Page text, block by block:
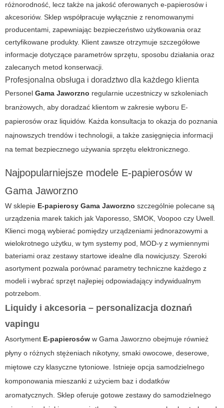
różnorodność, lecz także na jakość oferowanych e-papierosów i
akcesoriów. Sklep współpracuje wyłącznie z renomowanymi
producentami, zapewniając bezpieczeństwo użytkowania oraz
certyfikowane produkty. Klient zawsze otrzymuje szczegółowe
informacje dotyczące parametrów sprzętu, sposobu działania oraz
zalecanych metod konserwacji.
Profesjonalna obsługa i doradztwo dla każdego klienta
Personel Gama Jaworzno regularnie uczestniczy w szkoleniach
branżowych, aby doradzać klientom w zakresie wyboru E-
papierosów oraz liquidów. Każda konsultacja to okazja do poznania
najnowszych trendów i technologii, a także zasięgnięcia informacji
na temat bezpiecznego używania sprzętu elektronicznego.
Najpopularniejsze modele E-papierosów w
Gama Jaworzno
W sklepie E-papierosy Gama Jaworzno szczególnie polecane są
urządzenia marek takich jak Vaporesso, SMOK, Voopoo czy Uwell.
Klienci mogą wybierać pomiędzy urządzeniami jednorazowymi a
wielokrotnego użytku, w tym systemy pod, MOD-y z wymiennymi
bateriami oraz zestawy startowe idealne dla nowicjuszy. Szeroki
asortyment pozwala porównać parametry techniczne każdego z
modeli i wybrać sprzęt najlepiej odpowiadający indywidualnym
potrzebom.
Liquidy i akcesoria – personalizacja doznań
vapingu
Asortyment E-papierosów w Gama Jaworzno obejmuje również
płyny o różnych stężeniach nikotyny, smaki owocowe, deserowe,
miętowe czy klasyczne tytoniowe. Istnieje opcja samodzielnego
komponowania mieszanki z użyciem baz i dodatków
aromatycznych. Sklep oferuje gotowe zestawy do samodzielnego